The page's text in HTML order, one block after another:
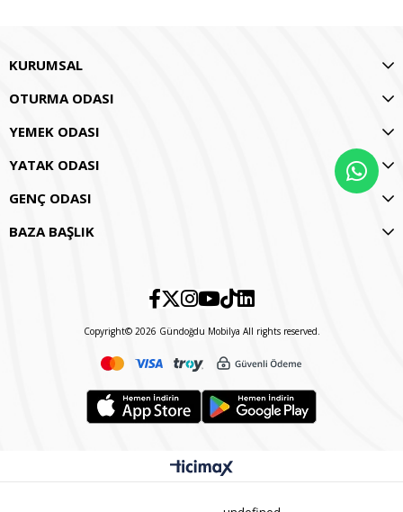
KURUMSAL
OTURMA ODASI
YEMEK ODASI
YATAK ODASI
GENÇ ODASI
BAZA BAŞLIK
Copyright© 2026 Gündoğdu Mobilya All rights reserved.